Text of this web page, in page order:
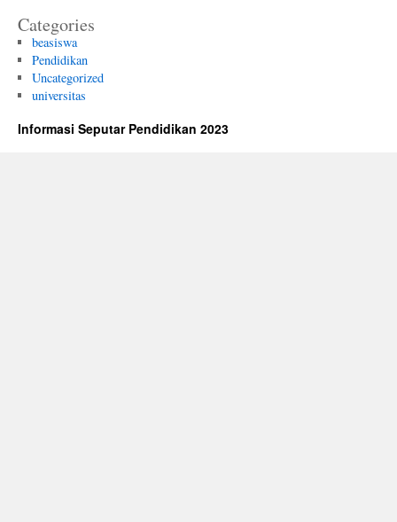
Categories
beasiswa
Pendidikan
Uncategorized
universitas
Informasi Seputar Pendidikan 2023